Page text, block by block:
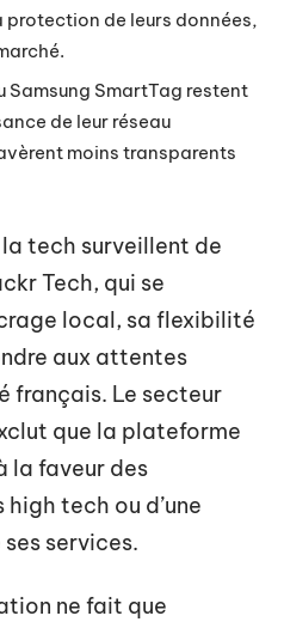
de leurs données,
Samsung SmartTag restent
de leur réseau
moins transparents
tech surveillent de
Tech, qui se
local, sa flexibilité
aux attentes
français. Le secteur
que la plateforme
la faveur des
tech ou d’une
services.
ne fait que